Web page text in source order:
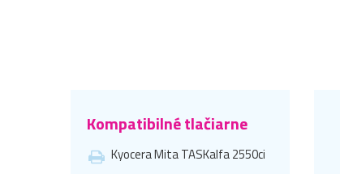
Kompatibilné tlačiarne
Kyocera Mita TASKalfa 2550ci